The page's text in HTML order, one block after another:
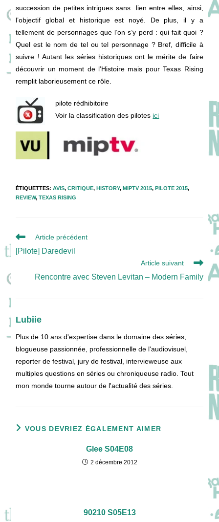
succession de petites intrigues sans lien entre elles, ainsi,
l’objectif global et historique est noyé. De plus, il y a
tellement de personnages que l’on s’y perd : qui fait quoi ?
Quel est le nom de tel ou tel personnage ? Bref, difficile à
suivre ! Autant les séries historiques ont le mérite de faire
découvrir un moment de l’Histoire mais pour Texas Rising
remplit laborieusement ce rôle.
pilote rédhibitoire
Voir la classification des pilotes ici
ÉTIQUETTES:AVIS, CRITIQUE, HISTORY, MIPTV 2015, PILOTE 2015,
REVIEW, TEXAS RISING
Read
articles
Article précédent
[Pilote] Daredevil
Article suivant
Rencontre avec Steven Levitan – Modern Family
Lubiie
Plus de 10 ans d'expertise dans le domaine des séries,
blogueuse passionnée, professionnelle de l'audiovisuel,
reporter de festival, jury de festival, intervieweuse aux
multiples questions en séries ou chroniqueuse radio. Tout
mon monde tourne autour de l'actualité des séries.
VOUS DEVRIEZ ÉGALEMENT AIMER
Glee S04E08
2 décembre 2012
90210 S05E13